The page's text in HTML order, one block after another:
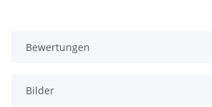
Bewertungen
Bilder